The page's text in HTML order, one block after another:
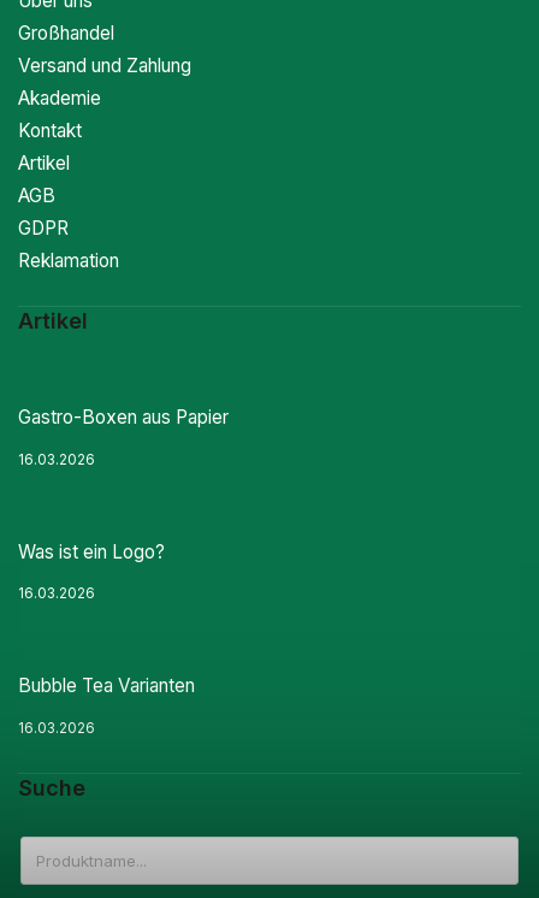
Großhandel
Versand und Zahlung
Akademie
Kontakt
Artikel
AGB
GDPR
Reklamation
Artikel
Gastro-Boxen aus Papier
16.03.2026
Was ist ein Logo?
16.03.2026
Bubble Tea Varianten
16.03.2026
Suche